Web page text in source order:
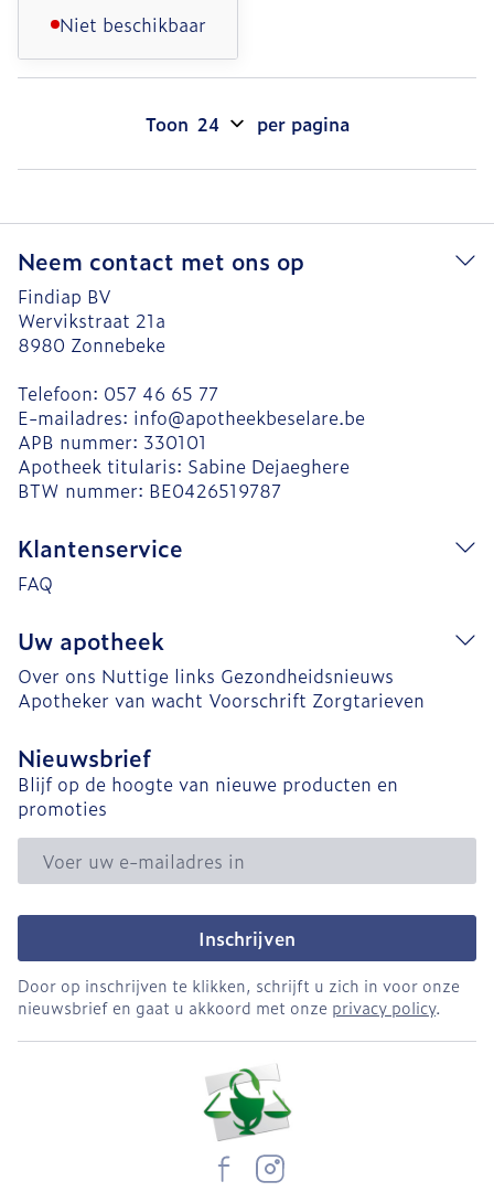
Niet beschikbaar
Toon per pagina
Neem contact met ons op
Findiap BV
Wervikstraat 21a
8980 Zonnebeke
Telefoon: 057 46 65 77
E-mailadres: info@apotheekbeselare.be
APB nummer: 330101
Apotheek titularis: Sabine Dejaeghere
BTW nummer: BE0426519787
Klantenservice
FAQ
Uw apotheek
Over ons Nuttige links Gezondheidsnieuws
Apotheker van wacht Voorschrift Zorgtarieven
Nieuwsbrief
Blijf op de hoogte van nieuwe producten en
promoties
E-mail adres
Inschrijven
Door op inschrijven te klikken, schrijft u zich in voor onze
nieuwsbrief en gaat u akkoord met onze privacy policy.